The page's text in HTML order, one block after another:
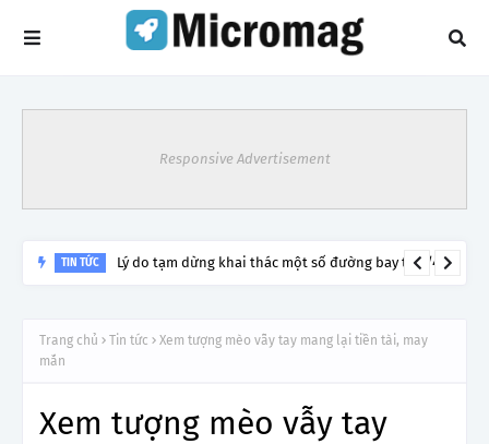
Responsive Advertisement
TIN TỨC Lý do tạm dừng khai thác một số đường bay từ 1/4
Trang chủ Tin tức
Xem tượng mèo vẫy tay mang lại tiền tài, may
mắn
Xem tượng mèo vẫy tay